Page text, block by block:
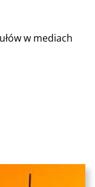
w mediach